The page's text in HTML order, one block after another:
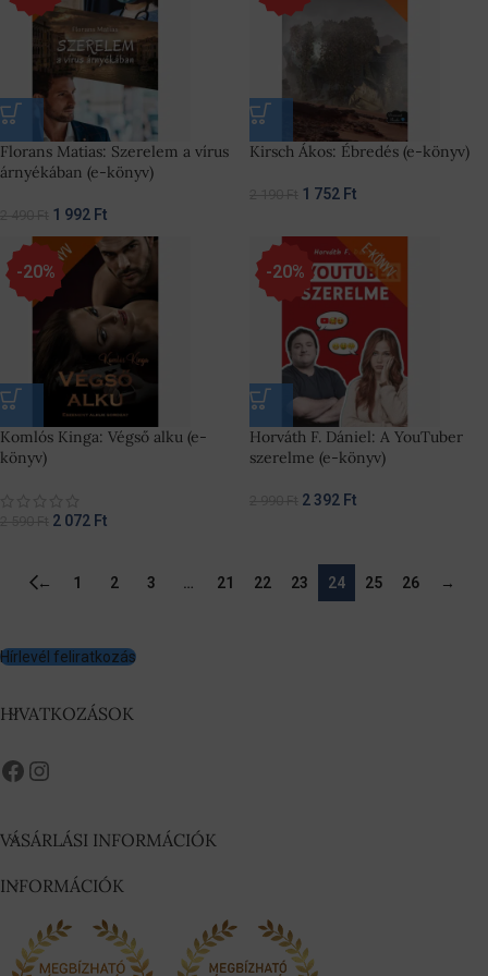
Florans Matias: Szerelem a vírus
árnyékában (e-könyv)
1 992 Ft
Kirsch Ákos: Ébredés (e-könyv)
1 752 Ft
-20%
Komlós Kinga: Végső alku (e-
könyv)
2 072 Ft
-20%
Horváth F. Dániel: A YouTuber
szerelme (e-könyv)
2 392 Ft
← 1 2 3 … 21 22 23 24 25 26 →
Hírlevél feliratkozás
HIVATKOZÁSOK
VÁSÁRLÁSI INFORMÁCIÓK
INFORMÁCIÓK